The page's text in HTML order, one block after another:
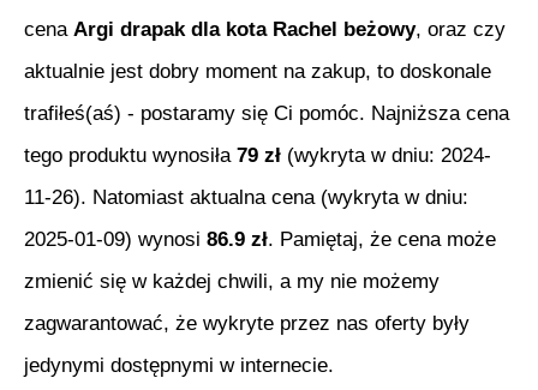
cena Argi drapak dla kota Rachel beżowy, oraz czy
aktualnie jest dobry moment na zakup, to doskonale
trafiłeś(aś) - postaramy się Ci pomóc. Najniższa cena
tego produktu wynosiła 79 zł (wykryta w dniu: 2024-
11-26). Natomiast aktualna cena (wykryta w dniu:
2025-01-09) wynosi 86.9 zł. Pamiętaj, że cena może
zmienić się w każdej chwili, a my nie możemy
zagwarantować, że wykryte przez nas oferty były
jedynymi dostępnymi w internecie.